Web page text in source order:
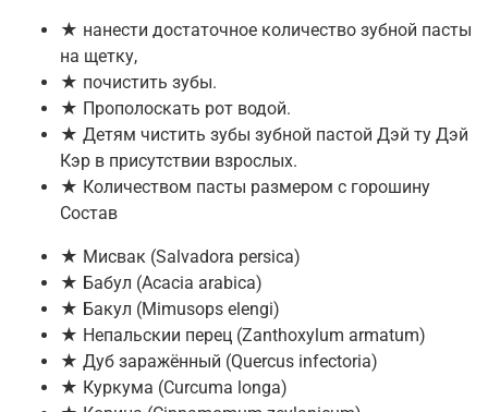
★ нанести достаточное количество зубной пасты
на щетку,
★ почистить зубы.
★ Прополоскать рот водой.
★ Детям чистить зубы зубной пастой Дэй ту Дэй
Кэр в присутствии взрослых.
★ Количеством пасты размером с горошину
Состав
★ Мисвак (Salvadora persica)
★ Бабул (Acacia arabica)
★ Бакул (Mimusops elengi)
★ Непальскии перец (Zanthoxylum armatum)
★ Дуб заражённый (Quercus infectoria)
★ Куркума (Curcuma longa)